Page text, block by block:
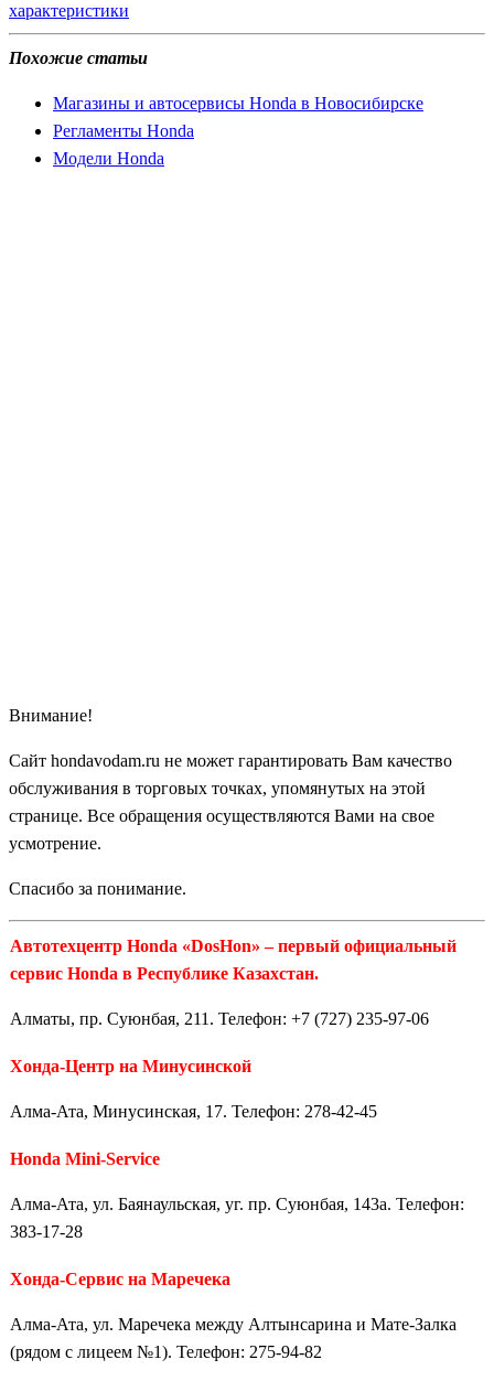
характеристики
Похожие статьи
Магазины и автосервисы Honda в Новосибирске
Регламенты Honda
Модели Honda
Внимание!
Сайт hondavodam.ru не может гарантировать Вам качество
обслуживания в торговых точках, упомянутых на этой
странице. Все обращения осуществляются Вами на свое
усмотрение.
Спасибо за понимание.
Автотехцентр Honda «DosHon» – первый официальный
сервис Honda в Республике Казахстан.
Алматы, пр. Суюнбая, 211. Телефон: +7 (727) 235-97-06
Хонда-Центр на Минусинской
Алма-Ата, Минусинская, 17. Телефон: 278-42-45
Honda Mini-Service
Алма-Ата, ул. Баянаульская, уг. пр. Суюнбая, 143а. Телефон:
383-17-28
Хонда-Сервис на Маречека
Алма-Ата, ул. Маречека между Алтынсарина и Мате-Залка
(рядом с лицеем №1). Телефон: 275-94-82